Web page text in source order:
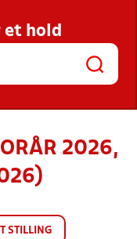
KLUBBER OG
et hold
2026,
STILLING